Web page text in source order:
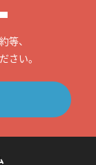
等、
さい。